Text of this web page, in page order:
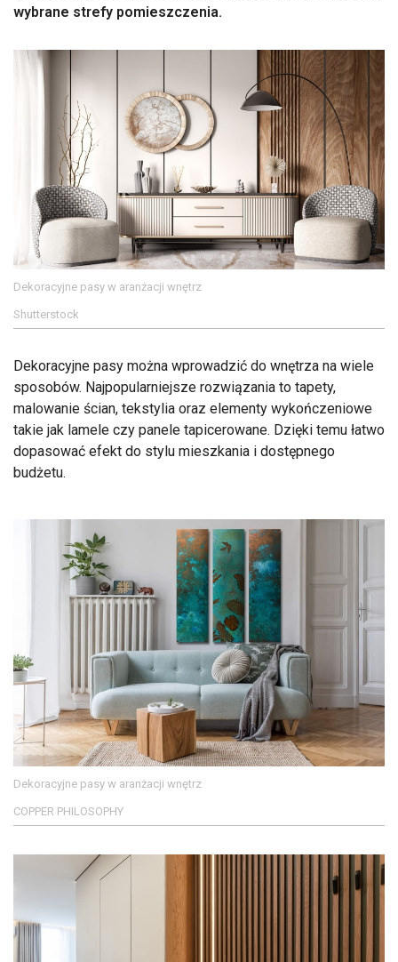
wybrane strefy pomieszczenia.
Dekoracyjne pasy w aranżacji wnętrz
Shutterstock
Dekoracyjne pasy można wprowadzić do wnętrza na wiele
sposobów. Najpopularniejsze rozwiązania to tapety,
malowanie ścian, tekstylia oraz elementy wykończeniowe
takie jak lamele czy panele tapicerowane. Dzięki temu łatwo
dopasować efekt do stylu mieszkania i dostępnego
budżetu.
Dekoracyjne pasy w aranżacji wnętrz
COPPER PHILOSOPHY